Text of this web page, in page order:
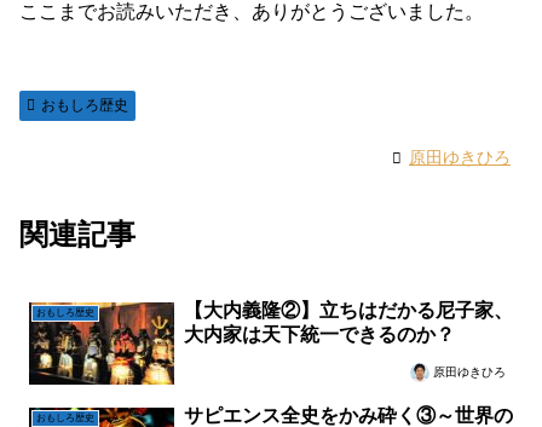
ここまでお読みいただき、ありがとうございました。
おもしろ歴史
原田ゆきひろ
関連記事
おもしろ歴史
【大内義隆②】立ちはだかる尼子家、
大内家は天下統一できるのか？
原田ゆきひろ
おもしろ歴史
サピエンス全史をかみ砕く③～世界の